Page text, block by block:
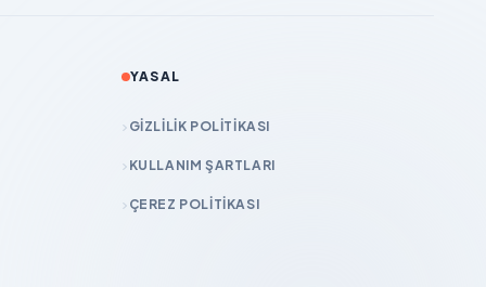
YASAL
GIZLILIK POLITIKASI
KULLANIM ŞARTLARI
ÇEREZ POLITIKASI